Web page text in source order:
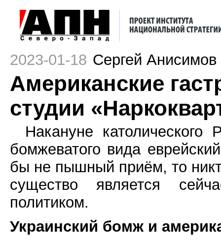
2023-01-18 Сергей Анисимов
Американские
студии
Накануне
бомжеватого вида
бы не пышный приём, то
существо является
политиком.
Украинский бомж и